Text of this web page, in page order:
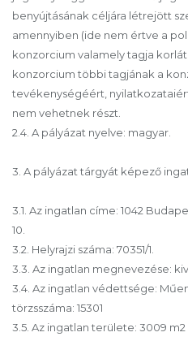
benyújtásának céljára létrejött
amennyiben (ide nem értve a
konzorcium valamely tagja
konzorcium többi tagjának a
tevékenységéért,
nem vehetnek részt.
2.4. A pályázat nyelve: magyar.
3. A pályázat tárgyát képező
3.1. Az ingatlan címe: 1042
10.
3.2. Helyrajzi száma: 70351/1.
3.3. Az ingatlan megnevezése:
3.4. Az ingatlan védettsége:
törzsszáma: 15301
3.5. Az ingatlan területe: 3009 m2